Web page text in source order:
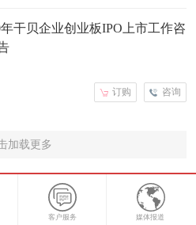
年干贝企业创业板IPO上市工作咨
咨询
订购
加载更多
客户服务 媒体报道